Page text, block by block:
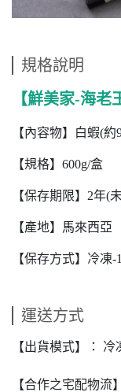
規格說明
【鮮美家-海老
【內容物】白蝦(約
【規格】600g/盒
【保存期限】2年(
【產地】馬來西亞
【保存方式】冷凍-
運送方式
【出貨模式】： 冷
【合作之宅配物流